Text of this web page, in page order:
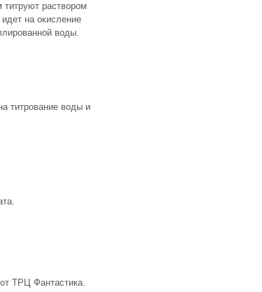
титруют раствором
на окисление
воды.
титрование воды и
ТРЦ Фантастика.